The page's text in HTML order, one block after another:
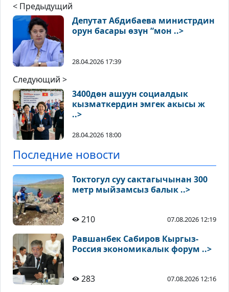
< Предыдущий
Депутат Абдибаева министрдин
орун басары өзүн “мон ..>
28.04.2026 17:39
Следующий >
3400дөн ашуун социалдык
кызматкердин эмгек акысы ж
..>
28.04.2026 18:00
Последние новости
Токтогул суу сактагычынан 300
метр мыйзамсыз балык ..>
210 07.08.2026 12:19
Равшанбек Сабиров Кыргыз-
Россия экономикалык форум ..>
283 07.08.2026 12:16